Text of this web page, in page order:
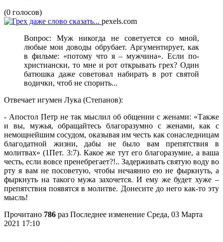
(0 голосов)
pexels.com
Вопрос: Муж никогда не советуется со мной,
любые мои доводы обрубает. Аргументирует, как
в фильме: «потому что я – мужчина». Если по-
христиански, то мне и рот открывать грех? Один
батюшка даже советовал набирать в рот святой
водички, чтоб не спорить...
Отвечает игумен Лука (Степанов):
- Апостол Петр не так мыслил об общении с женами: «Также
и вы, мужья, обращайтесь благоразумно с женами, как с
немощнейшим сосудом, оказывая им честь как сонаследницам
благодатной жизни, дабы не было вам препятствия в
молитвах» (1Пет. 3:7). Какое же тут его благоразумие, а ваша
честь, если вовсе пренебрегает?!.. Задерживать святую воду во
рту я вам не посоветую, чтобы нечаянно ею не фыркнуть, а
фыркнуть на такого мужа захочется. И ему же будет хуже –
препятствия появятся в молитве. Донесите до него как-то эту
мысль!
Прочитано 786 раз Последнее изменение Среда, 03 Марта
2021 17:10